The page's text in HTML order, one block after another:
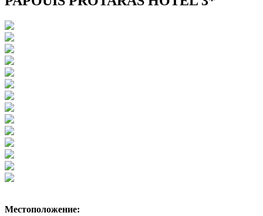
Местоположение: